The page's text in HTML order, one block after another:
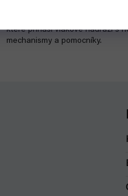
které přináší vlakové nádraží s
mechanismy a pomocníky.